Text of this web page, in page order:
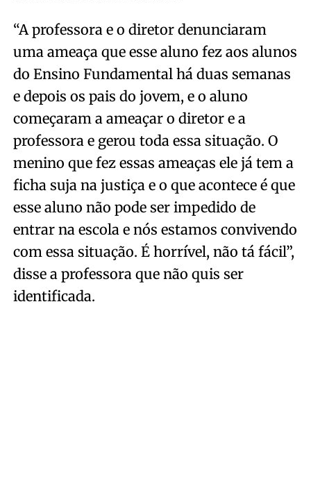
“A professora e o diretor denunciaram
uma ameaça que esse aluno fez aos alunos
do Ensino Fundamental há duas semanas
e depois os pais do jovem, e o aluno
começaram a ameaçar o diretor e a
professora e gerou toda essa situação. O
menino que fez essas ameaças ele já tem a
ficha suja na justiça e o que acontece é que
esse aluno não pode ser impedido de
entrar na escola e nós estamos convivendo
com essa situação. É horrível, não tá fácil”,
disse a professora que não quis ser
identificada.